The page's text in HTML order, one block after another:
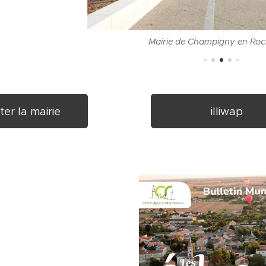
Mairie de Champigny en
la mairie illiwap